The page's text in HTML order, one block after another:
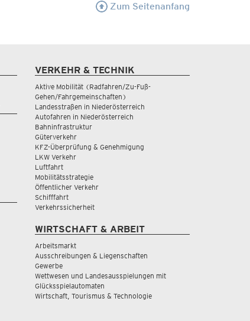
Zum Seitenanfang
VERKEHR & TECHNIK
Aktive Mobilität (Radfahren/Zu-Fuß-
Gehen/Fahrgemeinschaften)
Landesstraßen in Niederösterreich
Autofahren in Niederösterreich
Bahninfrastruktur
Güterverkehr
KFZ-Überprüfung & Genehmigung
LKW Verkehr
Luftfahrt
Mobilitätsstrategie
Öffentlicher Verkehr
Schifffahrt
Verkehrssicherheit
WIRTSCHAFT & ARBEIT
Arbeitsmarkt
Ausschreibungen & Liegenschaften
Gewerbe
Wettwesen und Landesausspielungen mit
Glücksspielautomaten
Wirtschaft, Tourismus & Technologie